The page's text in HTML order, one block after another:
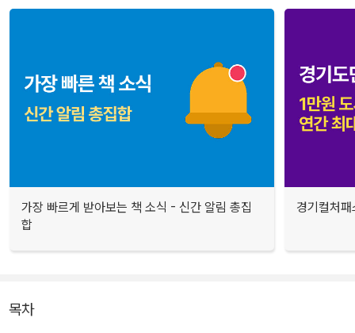
가장 빠르게 받아보는 책 소식 - 신간 알림 총집
합
경기컬처
목차